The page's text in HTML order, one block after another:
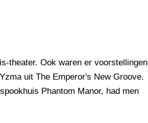
theater. Ook waren er voorstellingen
uit The Emperor's New Groove.
Phantom Manor, had men